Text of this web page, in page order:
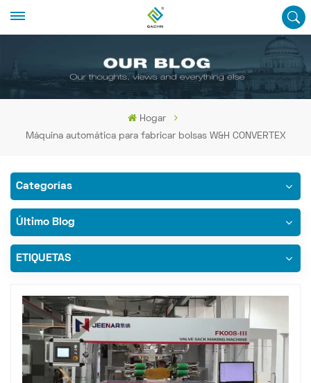
Hogar
Máquina automática para fabricar bolsas W&H CONVERTEX
Categorías
Último Blog
ETIQUETAS